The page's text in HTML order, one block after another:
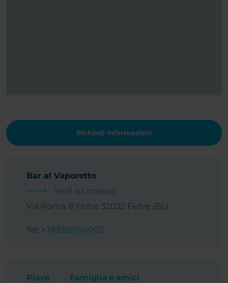
Richiedi informazioni
Bar al Vaporetto
Vedi su mappa
Via Roma, 8 Feltre 32032 Feltre (BL)
Tel: +393926150002
Piave Famiglia e amici